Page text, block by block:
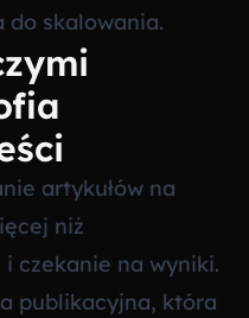
skalowania.
artykułów na
niż
czekanie na wyniki.
publikacyjna, która